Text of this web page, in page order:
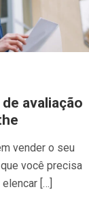
avaliação
vender o seu
você precisa
[…]